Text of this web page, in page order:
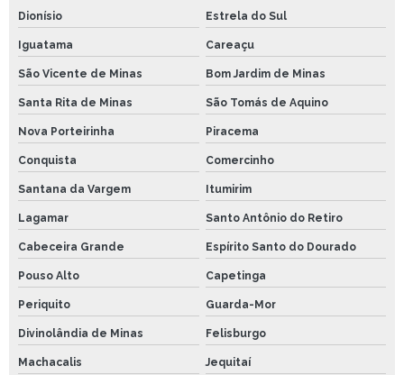
Dionísio Estrela do Sul
Iguatama Careaçu
São Vicente de Minas Bom Jardim de Minas
Santa Rita de Minas São Tomás de Aquino
Nova Porteirinha Piracema
Conquista Comercinho
Santana da Vargem Itumirim
Lagamar Santo Antônio do Retiro
Cabeceira Grande Espírito Santo do Dourado
Pouso Alto Capetinga
Periquito Guarda-Mor
Divinolândia de Minas Felisburgo
Machacalis Jequitaí